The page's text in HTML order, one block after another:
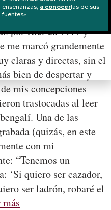
Selecciones del
por Kier en 1971 y
me marcó grandemente
claras y directas, sin el
bien de despertar y
mis concepciones
trastocadas al leer
Una de las
(quizás, en este
con mi
“Tenemos un
‘Si quiero ser cazador,
ser ladrón, robaré el
enseñanzas, a conocerlas de sus
fuentes»